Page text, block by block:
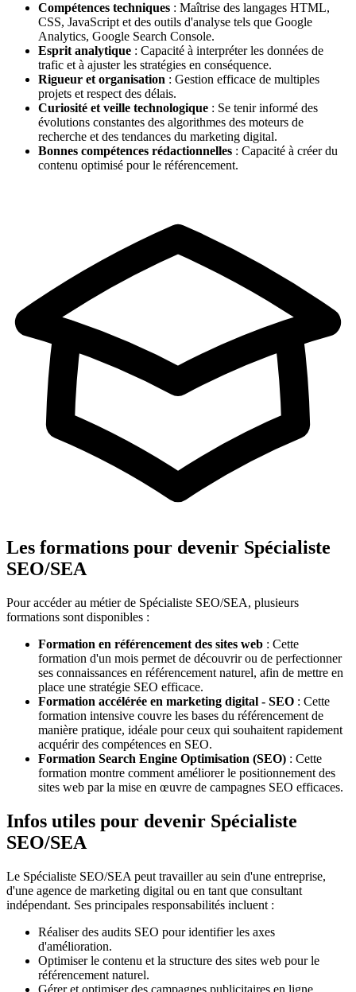
Compétences techniques : Maîtrise des langages HTML,
CSS, JavaScript et des outils d'analyse tels que Google
Analytics, Google Search Console.
Esprit analytique : Capacité à interpréter les données de
trafic et à ajuster les stratégies en conséquence.
Rigueur et organisation : Gestion efficace de multiples
projets et respect des délais.
Curiosité et veille technologique : Se tenir informé des
évolutions constantes des algorithmes des moteurs de
recherche et des tendances du marketing digital.
Bonnes compétences rédactionnelles : Capacité à créer du
contenu optimisé pour le référencement.
Les formations pour devenir Spécialiste
SEO/SEA
Pour accéder au métier de Spécialiste SEO/SEA, plusieurs
formations sont disponibles :
Formation en référencement des sites web : Cette
formation d'un mois permet de découvrir ou de perfectionner
ses connaissances en référencement naturel, afin de mettre en
place une stratégie SEO efficace.
Formation accélérée en marketing digital - SEO : Cette
formation intensive couvre les bases du référencement de
manière pratique, idéale pour ceux qui souhaitent rapidement
acquérir des compétences en SEO.
Formation Search Engine Optimisation (SEO) : Cette
formation montre comment améliorer le positionnement des
sites web par la mise en œuvre de campagnes SEO efficaces.
Infos utiles pour devenir Spécialiste
SEO/SEA
Le Spécialiste SEO/SEA peut travailler au sein d'une entreprise,
d'une agence de marketing digital ou en tant que consultant
indépendant. Ses principales responsabilités incluent :
Réaliser des audits SEO pour identifier les axes
d'amélioration.
Optimiser le contenu et la structure des sites web pour le
référencement naturel.
Gérer et optimiser des campagnes publicitaires en ligne